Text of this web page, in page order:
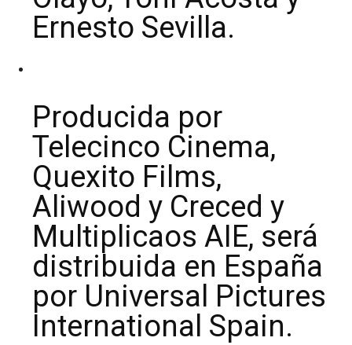
Ernesto Sevilla.
Producida por
Telecinco Cinema,
Quexito Films,
Aliwood y Creced y
Multiplicaos AIE, será
distribuida en España
por Universal Pictures
International Spain.